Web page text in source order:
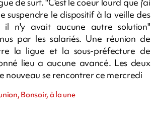
suspendre le dispositif à la veille des
il n'y avait aucune autre solution"
par les salariés. Une réunion de
la ligue et la sous-préfecture de
lieu a aucune avancé. Les deux
nouveau se rencontrer ce mercredi
Bonsoir, à la une